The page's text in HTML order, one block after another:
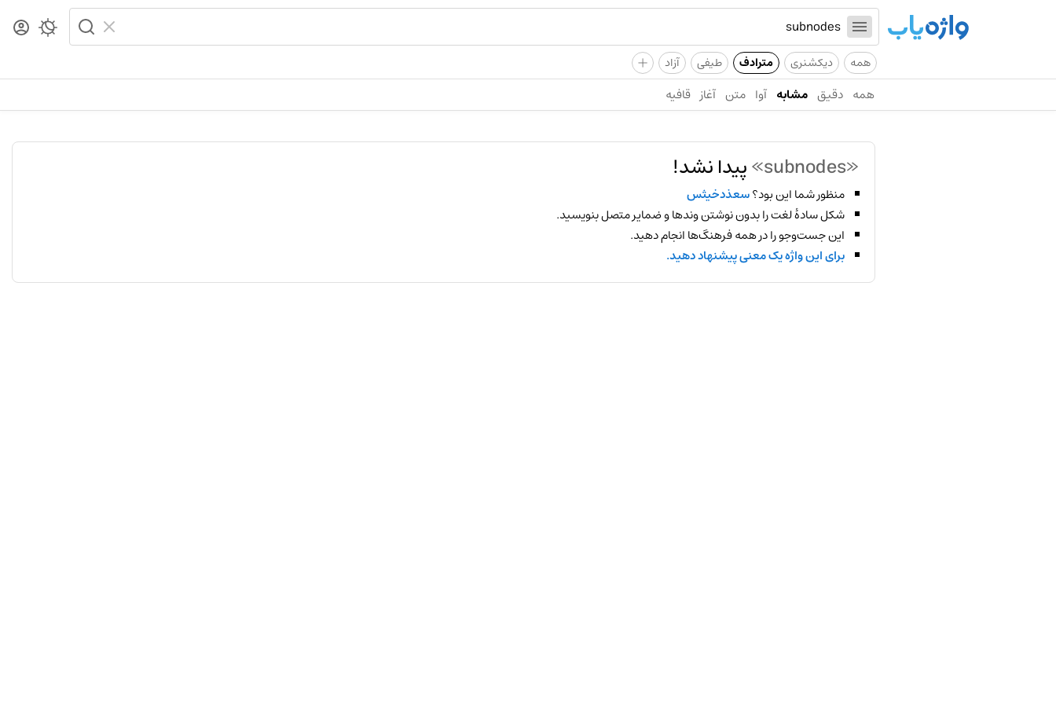
همه دیکشنری مترادف طیفی آزاد +
همه دقیق مشابه آوا متن آغاز قافیه
«subnodes» پیدا نشد!
منظور شما این بود؟سعذدخیثس
شکل سادهٔ لغت را بدون نوشتن وندها و ضمایر متصل بنویسید.
این جست‌وجو را در همه فرهنگ‌ها انجام دهید.
برای این واژه یک معنی پیشنهاد دهید.